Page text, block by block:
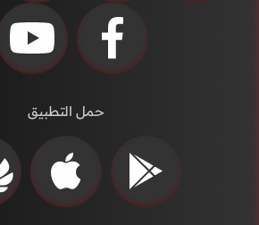
حمل التطبيق